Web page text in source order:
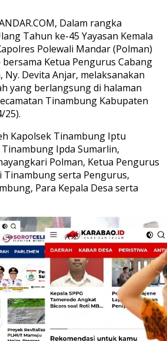
Dalam rangka
Tahun ke-45 Yayasan Kemala
Polewali Mandar (Polman)
Ketua Pengurus Cabang
Ny. Devita Anjar, melaksanakan
yang berlangsung di halaman
Tinambung Kabupaten
25).
Kapolsek Tinambung Iptu
Ipda Sumarlin,
Polman, Ketua Pengurus
Tinambung serta Pengurus,
Para Kepala Desa serta